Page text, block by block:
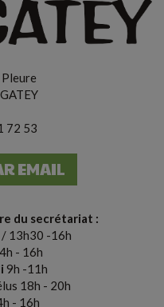
72 53
EMAIL
du secrétariat :
13h30 -16h
- 16h
9h -11h
18h - 20h
- 16h